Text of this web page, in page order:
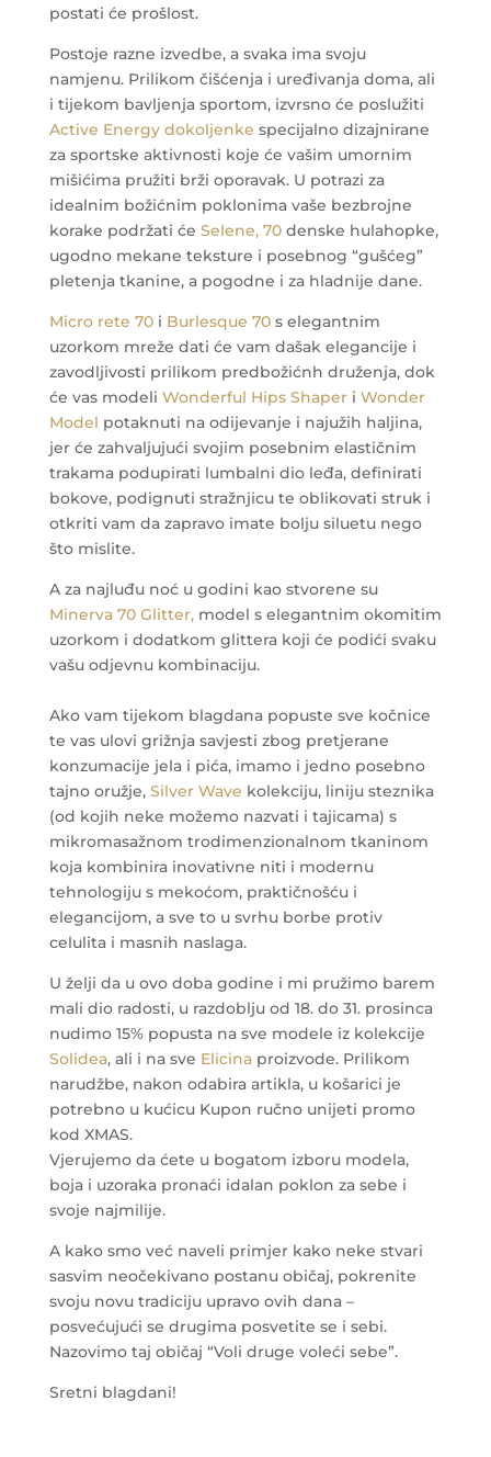
postati će prošlost.
Postoje razne izvedbe, a svaka ima svoju
namjenu. Prilikom čišćenja i uređivanja doma, ali
i tijekom bavljenja sportom, izvrsno će poslužiti
Active Energy dokoljenke specijalno dizajnirane
za sportske aktivnosti koje će vašim umornim
mišićima pružiti brži oporavak. U potrazi za
idealnim božićnim poklonima vaše bezbrojne
korake podržati će Selene, 70denske hulahopke,
ugodno mekane teksture i posebnog “gušćeg”
pletenja tkanine, a pogodne i za hladnije dane.
Micro rete 70i Burlesque 70s elegantnim
uzorkom mreže dati će vam dašak elegancije i
zavodljivosti prilikom predbožićnh druženja, dok
će vas modeli Wonderful Hips Shaperi Wonder
Model potaknuti na odijevanje i najužih haljina,
jer će zahvaljujući svojim posebnim elastičnim
trakama podupirati lumbalni dio leđa, definirati
bokove, podignuti stražnjicu te oblikovati struk i
otkriti vam da zapravo imate bolju siluetu nego
što mislite.
A za najluđu noć u godini kao stvorene su
Minerva 70 Glitter,model s elegantnim okomitim
uzorkom i dodatkom glittera koji će podići svaku
vašu odjevnu kombinaciju.
Ako vam tijekom blagdana popuste sve kočnice
te vas ulovi grižnja savjesti zbog pretjerane
konzumacije jela i pića, imamo i jedno posebno
tajno oružje, Silver Wave kolekciju, liniju steznika
(od kojih neke možemo nazvati i tajicama) s
mikromasažnom trodimenzionalnom tkaninom
koja kombinira inovativne niti i modernu
tehnologiju s mekoćom, praktičnošću i
elegancijom, a sve to u svrhu borbe protiv
celulita i masnih naslaga.
U želji da u ovo doba godine i mi pružimo barem
mali dio radosti, u razdoblju od 18. do 31. prosinca
nudimo 15% popusta na sve modele iz kolekcije
Solidea, ali i na sve Elicinaproizvode. Prilikom
narudžbe, nakon odabira artikla, u košarici je
potrebno u kućicu Kupon ručno unijeti promo
kod XMAS.
Vjerujemo da ćete u bogatom izboru modela,
boja i uzoraka pronaći idalan poklon za sebe i
svoje najmilije.
A kako smo već naveli primjer kako neke stvari
sasvim neočekivano postanu običaj, pokrenite
svoju novu tradiciju upravo ovih dana –
posvećujući se drugima posvetite se i sebi.
Nazovimo taj običaj “Voli druge voleći sebe”.
Sretni blagdani!